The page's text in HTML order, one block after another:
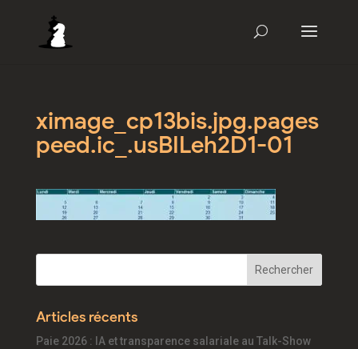
ximage_cp13bis.jpg.pages
peed.ic_.usBILeh2D1-01
Articles récents
Paie 2026 : IA et transparence salariale au Talk-Show